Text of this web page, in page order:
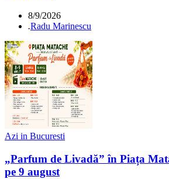
8/9/2026
.Radu Marinescu
Azi in Bucuresti
„Parfum de Livadă” în Piața
pe 9 august